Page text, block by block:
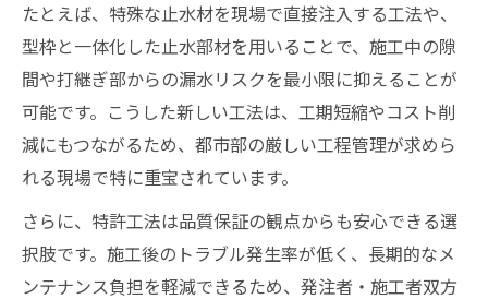
たとえば、特殊な止水材を現場で直接注入する工法や、
型枠と一体化した止水部材を用いることで、施工中の隙
間や打継ぎ部からの漏水リスクを最小限に抑えることが
可能です。こうした新しい工法は、工期短縮やコスト削
減にもつながるため、都市部の厳しい工程管理が求めら
れる現場で特に重宝されています。
さらに、特許工法は品質保証の観点からも安心できる選
択肢です。施工後のトラブル発生率が低く、長期的なメ
ンテナンス負担を軽減できるため、発注者・施工者双方